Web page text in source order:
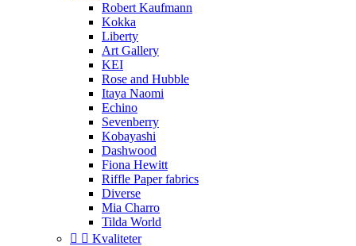
Robert Kaufmann
Kokka
Liberty
Art Gallery
KEI
Rose and Hubble
Itaya Naomi
Echino
Sevenberry
Kobayashi
Dashwood
Fiona Hewitt
Riffle Paper fabrics
Diverse
Mia Charro
Tilda World
  Kvaliteter